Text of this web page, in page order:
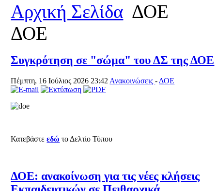
Αρχική Σελίδα ΔΟΕ
ΔΟΕ
Συγκρότηση σε "σώμα" του ΔΣ της ΔΟΕ
Πέμπτη, 16 Ιούλιος 2026 23:42 Ανακοινώσεις- ΔΟΕ
Κατεβάστεεδώ το Δελτίο Τύπου
ΔΟΕ: ανακοίνωση για τις νέες κλήσεις